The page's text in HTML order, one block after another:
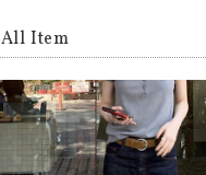
All Item